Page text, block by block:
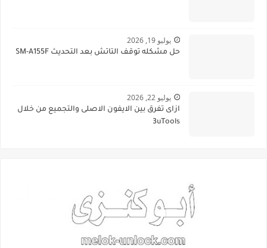
يوليو 19, 2026
حل مشكله توقف التاتش بعد التحديث SM-A155F
يوليو 22, 2026
ازاى تفرق بين الايفون الاصلى والتجميع من خلال
3uTools